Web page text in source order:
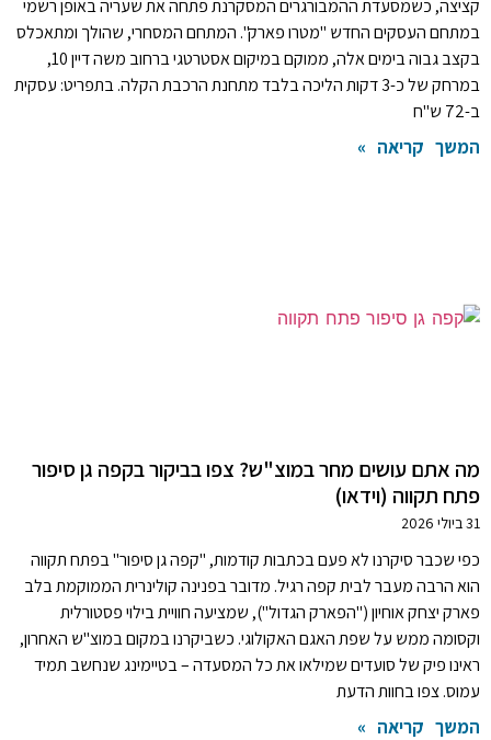
קציצה, כשמסעדת ההמבורגרים המסקרנת פתחה את שעריה באופן רשמי
במתחם העסקים החדש "מטרו פארק". המתחם המסחרי, שהולך ומתאכלס
בקצב גבוה בימים אלה, ממוקם במיקום אסטרטגי ברחוב משה דיין 10,
במרחק של כ-3 דקות הליכה בלבד מתחנת הרכבת הקלה. בתפריט: עסקית
ב-72 ש"ח
המשך קריאה »
מה אתם עושים מחר במוצ"ש? צפו בביקור בקפה גן סיפור
פתח תקווה (וידאו)
31 ביולי 2026
כפי שכבר סיקרנו לא פעם בכתבות קודמות, "קפה גן סיפור" בפתח תקווה
הוא הרבה מעבר לבית קפה רגיל. מדובר בפנינה קולינרית הממוקמת בלב
פארק יצחק אוחיון ("הפארק הגדול"), שמציעה חוויית בילוי פסטורלית
וקסומה ממש על שפת האגם האקולוגי. כשביקרנו במקום במוצ"ש האחרון,
ראינו פיק של סועדים שמילאו את כל המסעדה – בטיימינג שנחשב תמיד
עמוס. צפו בחוות הדעת
המשך קריאה »